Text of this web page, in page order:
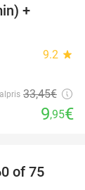
+
9.2 star
33,45€
9,95€
52%
of 75